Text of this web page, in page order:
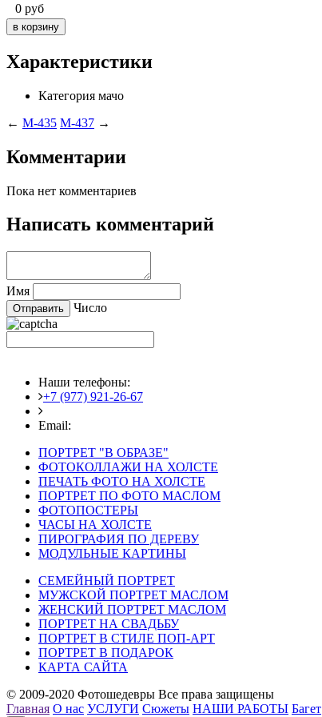
0 руб
Характеристики
Категория мачо
← M-435 M-437 →
Комментарии
Пока нет комментариев
Написать комментарий
Имя
Число
Наши телефоны:
+7 (977) 921-26-67
Email:
ПОРТРЕТ "В ОБРАЗЕ"
ФОТОКОЛЛАЖИ НА ХОЛСТЕ
ПЕЧАТЬ ФОТО НА ХОЛСТЕ
ПОРТРЕТ ПО ФОТО МАСЛОМ
ФОТОПОСТЕРЫ
ЧАСЫ НА ХОЛСТЕ
ПИРОГРАФИЯ ПО ДЕРЕВУ
МОДУЛЬНЫЕ КАРТИНЫ
СЕМЕЙНЫЙ ПОРТРЕТ
МУЖСКОЙ ПОРТРЕТ МАСЛОМ
ЖЕНСКИЙ ПОРТРЕТ МАСЛОМ
ПОРТРЕТ НА СВАДЬБУ
ПОРТРЕТ В СТИЛЕ ПОП-АРТ
ПОРТРЕТ В ПОДАРОК
КАРТА САЙТА
© 2009-2020 Фотошедевры Все права защищены
Главная О нас УСЛУГИ Сюжеты НАШИ РАБОТЫ Багет